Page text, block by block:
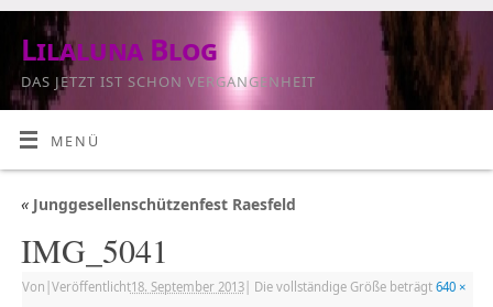
Lilaluna Blog
DAS JETZT IST SCHON VERGANGENHEIT
MENÜ
«Junggesellenschützenfest Raesfeld
IMG_5041
Von Veröffentlicht18. September 2013| Die vollständige Größe beträgt 640 ×